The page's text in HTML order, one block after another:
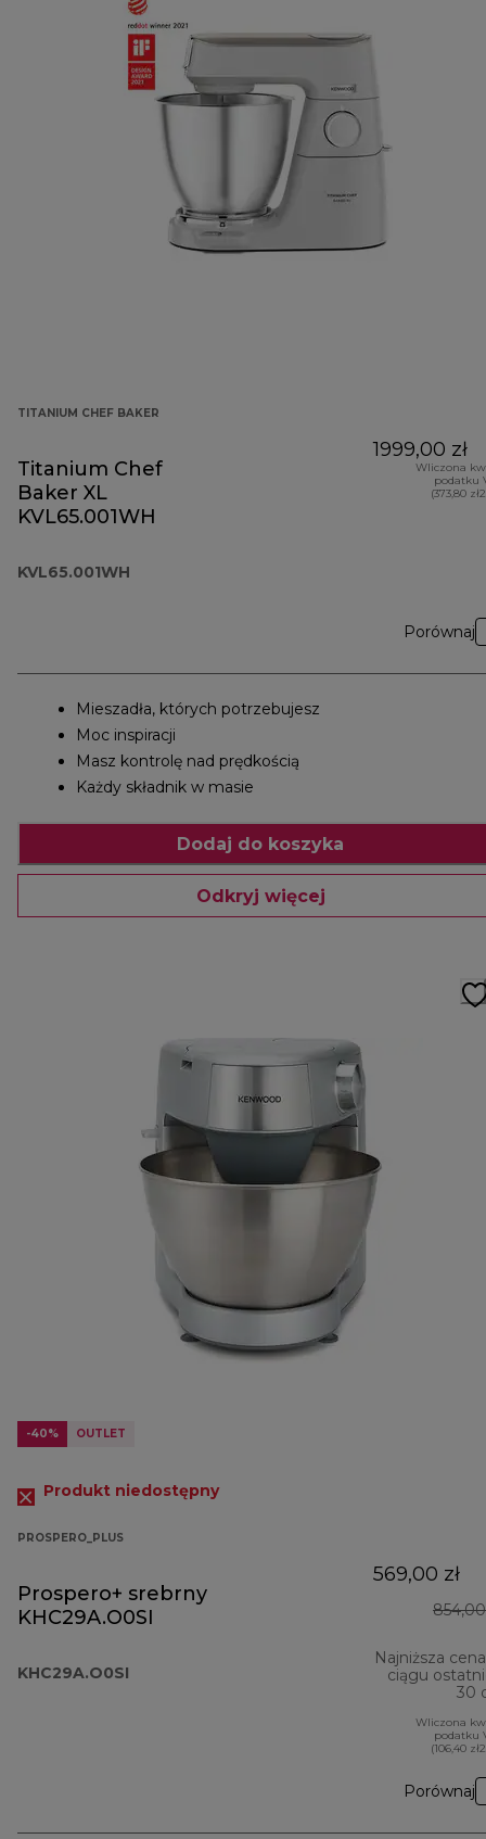
TITANIUM CHEF BAKER
Titanium Chef
Baker XL
KVL65.001WH
KVL65.001WH
1999,00 zł
Wliczona
podatku
(373,80
Porównaj
Mieszadła, których potrzebujesz
Moc inspiracji
Masz kontrolę nad prędkością
Każdy składnik w masie
Dodaj do koszyka
Odkryj więcej
-40% OUTLET
Produkt niedostępny
PROSPERO_PLUS
Prospero+ srebrny
KHC29A.O0SI
KHC29A.O0SI
569,00 zł
854,00
Najniższa
ciągu
30
Wliczona
podatku
(106,40
Porównaj